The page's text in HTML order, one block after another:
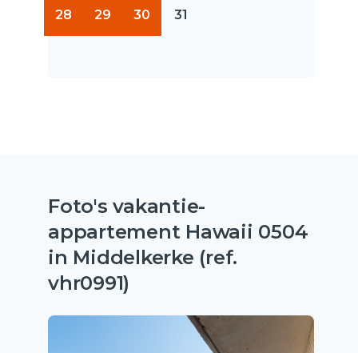
28 29 30 31
Foto's vakantie-
appartement Hawaii 0504
in Middelkerke (ref.
vhr0991)